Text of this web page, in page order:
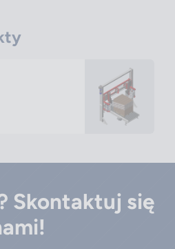
Skontaktuj się